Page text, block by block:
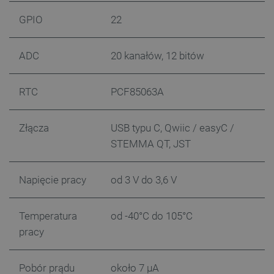
GPIO 22
ADC 20 kanałów, 12 bitów
RTC PCF85063A
Złącza
USB typu C, Qwiic / easyC /
STEMMA QT, JST
Napięcie pracy od 3 V do 3,6 V
Temperatura
pracy
od -40°C do 105°C
Pobór prądu około 7 µA